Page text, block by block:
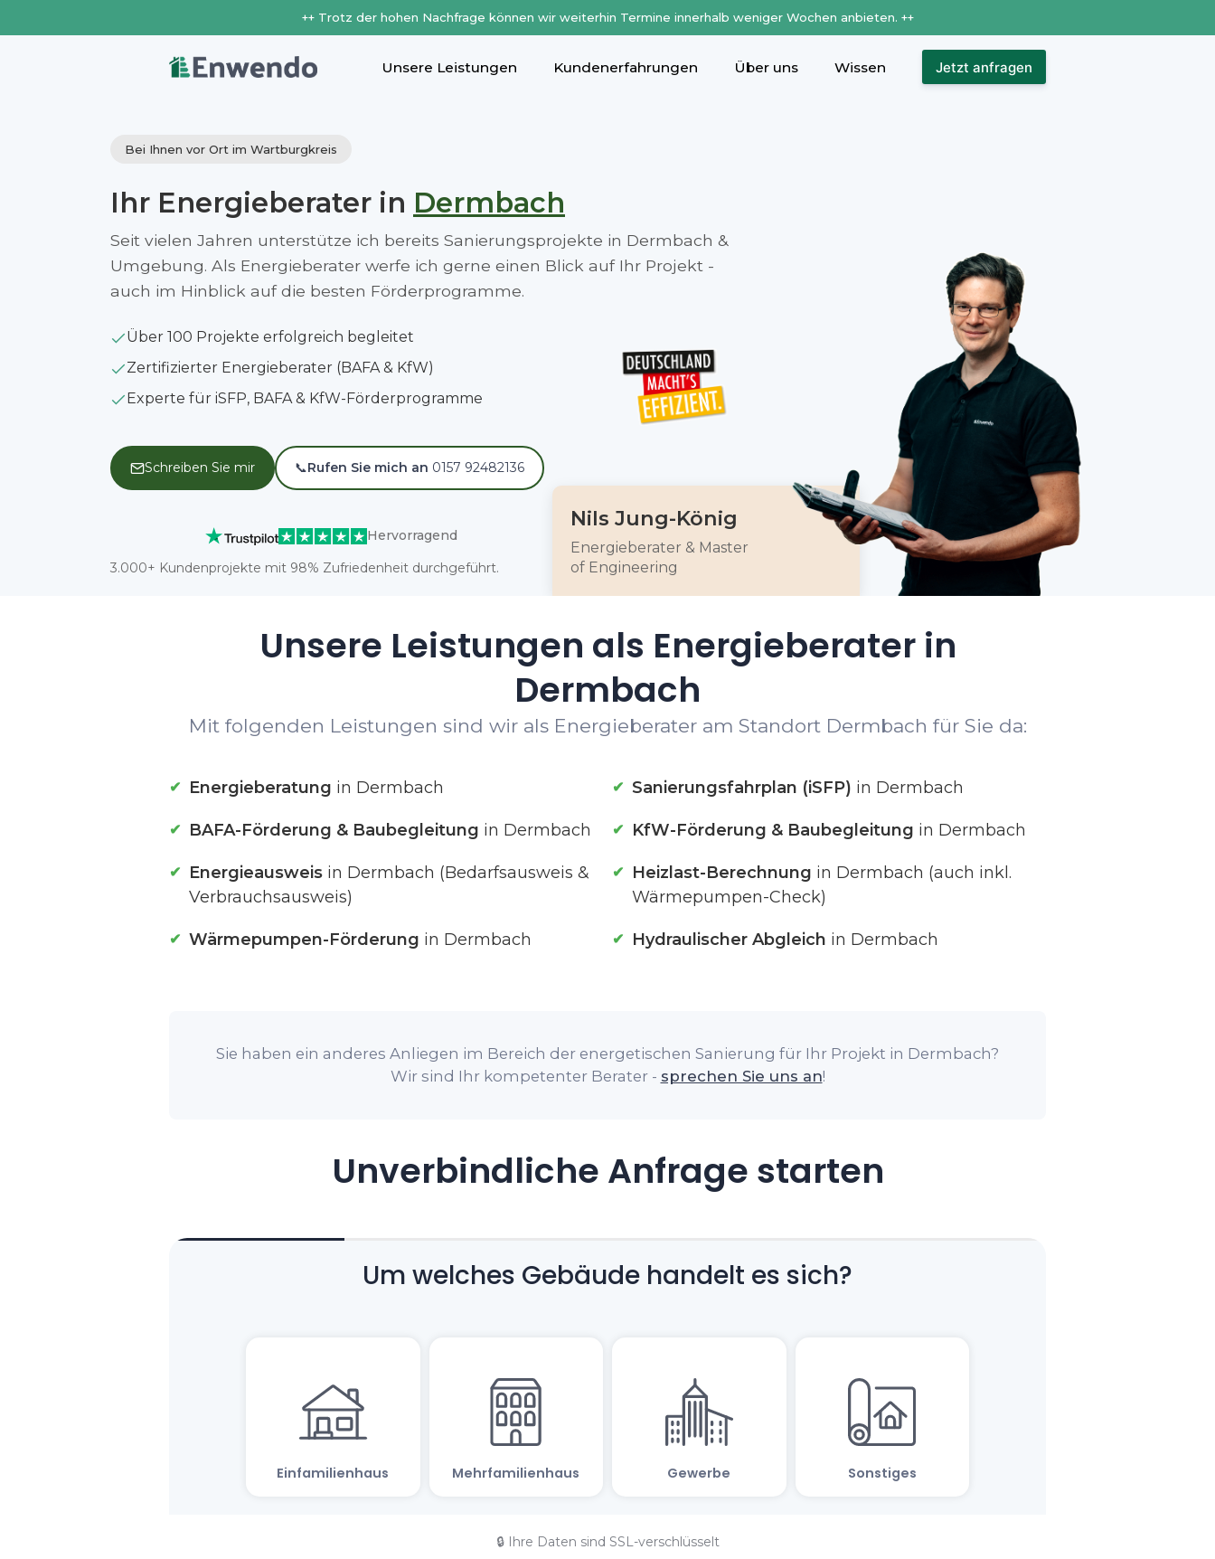
++ Trotz der hohen Nachfrage können wir weiterhin Termine innerhalb weniger Wochen anbieten. ++
Unsere Leistungen Kundenerfahrungen Über uns Wissen Jetzt anfragen
Bei Ihnen vor Ort im Wartburgkreis
Ihr Energieberater in Dermbach
Seit vielen Jahren unterstütze ich bereits Sanierungsprojekte in Dermbach &
Umgebung. Als Energieberater werfe ich gerne einen Blick auf Ihr Projekt -
auch im Hinblick auf die besten Förderprogramme.
Über 100 Projekte erfolgreich begleitet
Zertifizierter Energieberater (BAFA & KfW)
Experte für iSFP, BAFA & KfW-Förderprogramme
Schreiben Sie mir 📞Rufen Sie mich an 0157 92482136
Hervorragend
3.000+ Kundenprojekte mit 98% Zufriedenheit durchgeführt.
Nils Jung-König
Energieberater & Master
of Engineering
Unsere Leistungen als Energieberater in
Dermbach
Mit folgenden Leistungen sind wir als Energieberater am Standort Dermbach für Sie da:
Energieberatung in Dermbach Sanierungsfahrplan (iSFP) in Dermbach
BAFA-Förderung & Baubegleitung in Dermbach KfW-Förderung & Baubegleitung in Dermbach
Energieausweis in Dermbach (Bedarfsausweis &
Verbrauchsausweis)
Heizlast-Berechnung in Dermbach (auch inkl.
Wärmepumpen-Check)
Wärmepumpen-Förderung in Dermbach Hydraulischer Abgleich in Dermbach
Sie haben ein anderes Anliegen im Bereich der energetischen Sanierung für Ihr Projekt in Dermbach?
Wir sind Ihr kompetenter Berater - sprechen Sie uns an!
Unverbindliche Anfrage starten
🔒 Ihre Daten sind SSL-verschlüsselt